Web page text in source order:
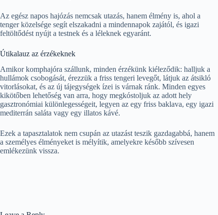
Az egész napos hajózás nemcsak utazás, hanem élmény is, ahol a
tenger közelsége segít elszakadni a mindennapok zajától, és igazi
feltöltődést nyújt a testnek és a léleknek egyaránt.
Útikalauz az érzékeknek
Amikor komphajóra szállunk, minden érzékünk kiéleződik: halljuk a
hullámok csobogását, érezzük a friss tengeri levegőt, látjuk az átsikló
vitorlásokat, és az új tájegységek ízei is várnak ránk. Minden egyes
kikötőben lehetőség van arra, hogy megkóstoljuk az adott hely
gasztronómiai különlegességeit, legyen az egy friss baklava, egy igazi
mediterrán saláta vagy egy illatos kávé.
Ezek a tapasztalatok nem csupán az utazást teszik gazdagabbá, hanem
a személyes élményeket is mélyítik, amelyekre később szívesen
emlékezünk vissza.